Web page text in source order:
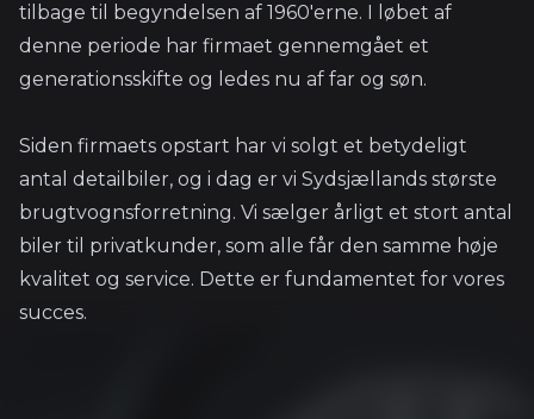
tilbage til begyndelsen af 1960'erne. I løbet af
denne periode har firmaet gennemgået et
generationsskifte og ledes nu af far og søn.
Siden firmaets opstart har vi solgt et betydeligt
antal detailbiler, og i dag er vi Sydsjællands største
brugtvognsforretning. Vi sælger årligt et stort antal
biler til privatkunder, som alle får den samme høje
kvalitet og service. Dette er fundamentet for vores
succes.